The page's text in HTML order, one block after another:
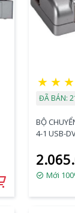
★ ★ ★
ĐÃ BÁN:
BỘ
4-1 USB-
Mới